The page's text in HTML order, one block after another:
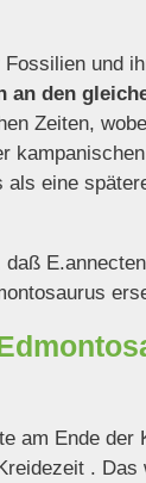
und
an den
Zeiten,
als eine
am Ende der
. Das